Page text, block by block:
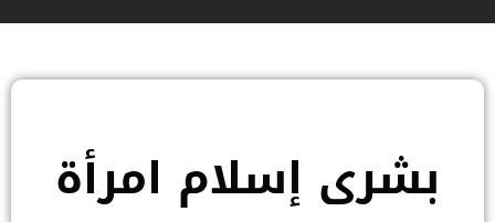
بشرى إسلام امرأة